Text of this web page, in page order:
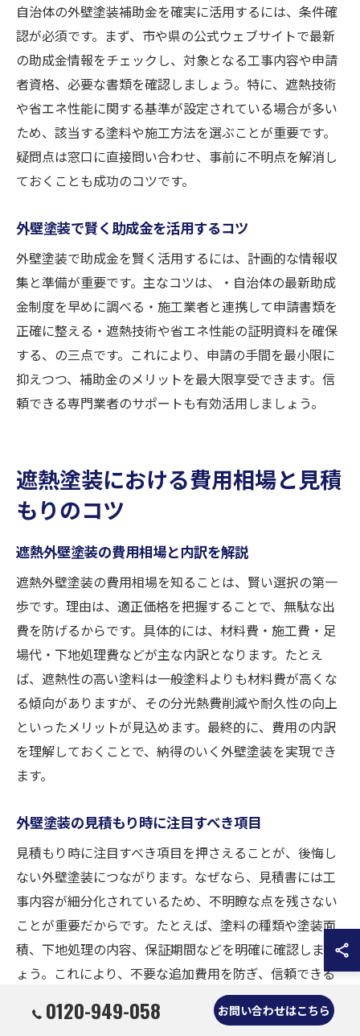
自治体の外壁塗装補助金を確実に活用するには、条件確
認が必須です。まず、市や県の公式ウェブサイトで最新
の助成金情報をチェックし、対象となる工事内容や申請
者資格、必要な書類を確認しましょう。特に、遮熱技術
や省エネ性能に関する基準が設定されている場合が多い
ため、該当する塗料や施工方法を選ぶことが重要です。
疑問点は窓口に直接問い合わせ、事前に不明点を解消し
ておくことも成功のコツです。
外壁塗装で賢く助成金を活用するコツ
外壁塗装で助成金を賢く活用するには、計画的な情報収
集と準備が重要です。主なコツは、・自治体の最新助成
金制度を早めに調べる・施工業者と連携して申請書類を
正確に整える・遮熱技術や省エネ性能の証明資料を確保
する、の三点です。これにより、申請の手間を最小限に
抑えつつ、補助金のメリットを最大限享受できます。信
頼できる専門業者のサポートも有効活用しましょう。
遮熱塗装における費用相場と見積
もりのコツ
遮熱外壁塗装の費用相場と内訳を解説
遮熱外壁塗装の費用相場を知ることは、賢い選択の第一
歩です。理由は、適正価格を把握することで、無駄な出
費を防げるからです。具体的には、材料費・施工費・足
場代・下地処理費などが主な内訳となります。たとえ
ば、遮熱性の高い塗料は一般塗料よりも材料費が高くな
る傾向がありますが、その分光熱費削減や耐久性の向上
といったメリットが見込めます。最終的に、費用の内訳
を理解しておくことで、納得のいく外壁塗装を実現でき
ます。
外壁塗装の見積もり時に注目すべき項目
見積もり時に注目すべき項目を押さえることが、後悔し
ない外壁塗装につながります。なぜなら、見積書には工
事内容が細分化されているため、不明瞭な点を残さない
ことが重要だからです。たとえば、塗料の種類や塗装面
積、下地処理の内容、保証期間などを明確に確認しまし
ょう。これにより、不要な追加費用を防ぎ、信頼できる
業者選びにも役立ちます。見積もりの細部まで目を通す
ことで、安心して依頼できる環境が整います。
0120-949-058 お問い合わせはこちら